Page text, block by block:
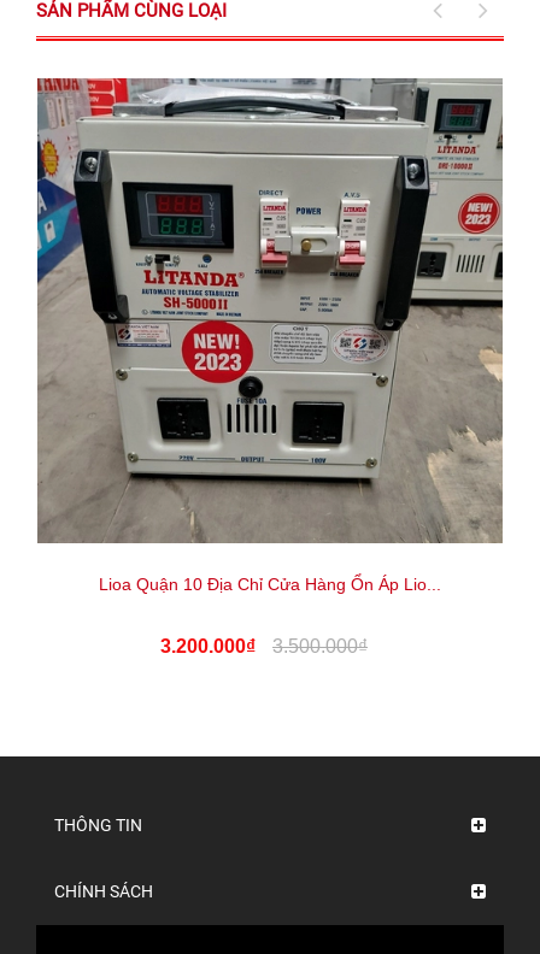
SẢN PHẨM CÙNG LOẠI
Lioa Quận 10 Địa Chỉ Cửa Hàng Ổn Áp Lio...
3.200.000₫ 3.500.000₫
THÔNG TIN
CHÍNH SÁCH